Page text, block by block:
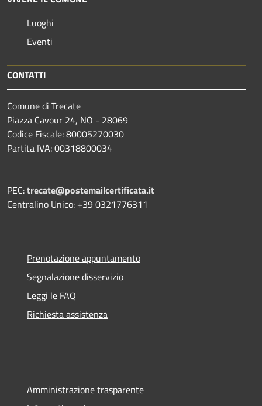
Luoghi
Eventi
CONTATTI
Comune di Trecate
Piazza Cavour 24, NO - 28069
Codice Fiscale: 80005270030
Partita IVA: 00318800034
PEC:trecate@postemailcertificata.it
Centralino Unico: +39 0321776311
Prenotazione appuntamento
Segnalazione disservizio
Leggi le FAQ
Richiesta assistenza
Amministrazione trasparente